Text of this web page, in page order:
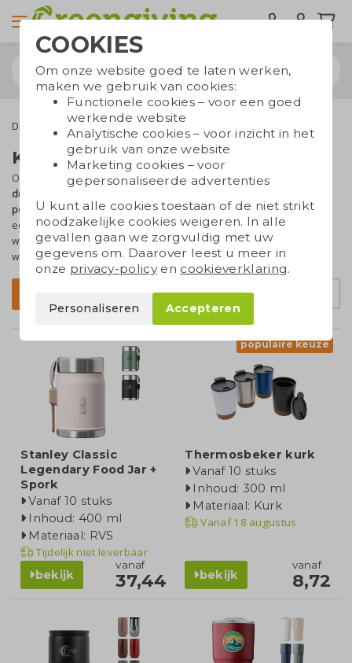
Drinkwaren Koffiebekers to go
Koffiebekers to go bedrukken
Ook onderweg drink je de lekkerste koffie en thee in deze mooie
duurzame to go bekers
personaliseren met je logo of tekst. En naast dat een to go beker
een uitstekend duurzaam alternatief is voor (plastic)
wegwerpbekers, houden deze bekers je warme drank ook écht
warm. Maak nu je keuze uit onsruime aanbod!
Sorteer op
Stanley Classic
Legendary Food Jar +
Spork
Vanaf 10 stuks
Inhoud: 400 ml
Materiaal: RVS
Tijdelijk niet leverbaar
bekijk
vanaf
37,44
populaire keuze
Thermosbeker kurk
Vanaf 10 stuks
Inhoud: 300 ml
Materiaal: Kurk
Vanaf18 augustus
bekijk
vanaf
8,72
COOKIES
Om onze website goed te laten werken,
maken we gebruik van cookies:
Functionele cookies – voor een goed
werkende website
Analytische cookies – voor inzicht in het
gebruik van onze website
Marketing cookies – voor
gepersonaliseerde advertenties
U kunt alle cookies toestaan of de niet strikt
noodzakelijke cookies weigeren. In alle
gevallen gaan we zorgvuldig met uw
gegevens om. Daarover leest u meer in
onze privacy-policyen cookieverklaring.
Personaliseren Accepteren